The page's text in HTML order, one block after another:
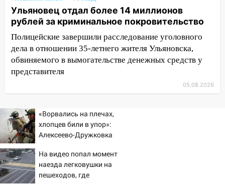
05.08.2026
22:58
Соцсети: на проспекте Тюленева
ДТП с мотоциклистом
20:22 Мошенники обманули 92-летнюю
жительницу Ульяновской области
заработал уголовное дело
18:14
Прогноз погоды на 6 августа в
Ульяновской области
18:00
Мотофристайл, рок и силовой
экстрим: в Ульяновске пройдет
большой фестиваль «Наше время»
Ульяновец отдал более 14 миллионов
рублей за криминальное покровительство
Полицейские завершили расследование уголовного
дела в отношении 35-летнего жителя Ульяновска,
обвиняемого в вымогательстве денежных средств у
представителя
05.08.2026
«Ворвались на плечах,
хлопцев били в упор»:
Алексеево-Дружковка
«птах Мадьяра»
На видео попал момент
наезда легковушки на
пешеходов, где